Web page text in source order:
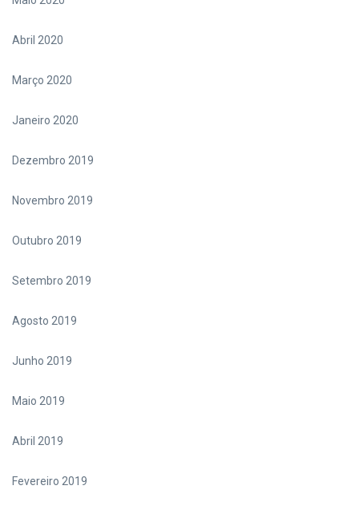
Abril 2020
Março 2020
Janeiro 2020
Dezembro 2019
Novembro 2019
Outubro 2019
Setembro 2019
Agosto 2019
Junho 2019
Maio 2019
Abril 2019
Fevereiro 2019